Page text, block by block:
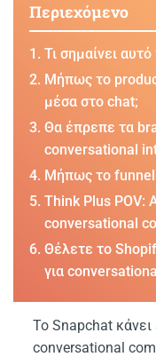
Περιεχόμενο
Τι σημαίνει
Μήπως το
μέσα στο chat;
Θα έπρεπε τα
conversational
Μήπως το funnel
Think Plus POV:
conversational
Θέλετε το
για
Το Snapchat
conversational